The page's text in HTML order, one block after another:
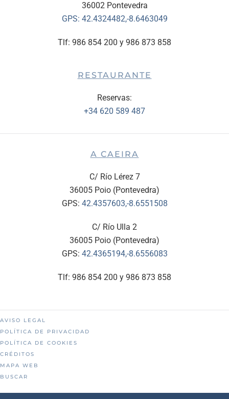
36002 Pontevedra
GPS: 42.4324482,-8.6463049
Tlf: 986 854 200 y 986 873 858
RESTAURANTE
Reservas:
+34 620 589 487
A CAEIRA
C/ Río Lérez 7
36005 Poio (Pontevedra)
GPS: 42.4357603,-8.6551508
C/ Río Ulla 2
36005 Poio (Pontevedra)
GPS: 42.4365194,-8.6556083
Tlf: 986 854 200 y 986 873 858
AVISO LEGAL
POLÍTICA DE PRIVACIDAD
POLÍTICA DE COOKIES
CRÉDITOS
MAPA WEB
BUSCAR